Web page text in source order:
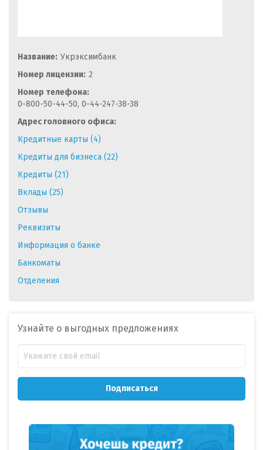
Название: Укрэксимбанк
Номер лицензии: 2
Номер телефона:
0-800-50-44-50, 0-44-247-38-38
Адрес головного офиса:
Кредитные карты (4)
Кредиты для бизнеса (22)
Кредиты (21)
Вклады (25)
Отзывы
Реквизиты
Информация о банке
Банкоматы
Отделения
Узнайте о выгодных предложениях
Подписаться